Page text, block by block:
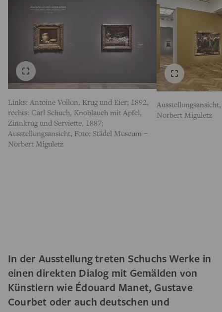
Links: Antoine Vollon, Krug und Eier; 1892,
rechts: Carl Schuch, Knoblauch mit Apfel,
Zinnkrug und Serviette, 1887;
Ausstellungsansicht, Foto: Städel Museum –
Norbert Miguletz
Norbert Miguletz
In der Ausstellung treten Schuchs Werke in
einen direkten Dialog mit Gemälden von
Künstlern wie Édouard Manet, Gustave
Courbet oder auch deutschen und